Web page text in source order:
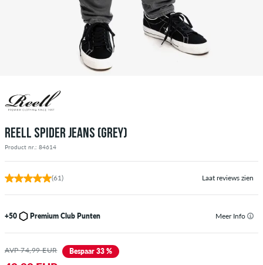
REELL SPIDER JEANS (GREY)
Product nr.: 84614
(61) Laat reviews zien
+50 Premium Club Punten Meer Info
AVP 74,99 EUR Bespaar 33 %